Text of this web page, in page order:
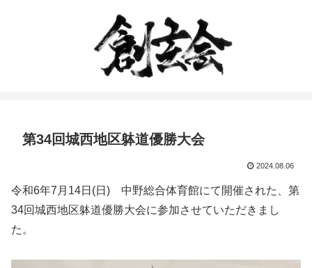
第34回城西地区躰道優勝大会
2024.08.06
令和6年7月14日(日) 中野総合体育館にて開催された、第
34回城西地区躰道優勝大会に参加させていただきまし
た。